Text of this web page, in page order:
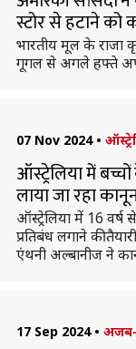
स्टोर से हटाने को
भारतीय मूल के राजा
गूगल से अगले हफ्ते
07 Nov 2024 •
ऑस्ट्रेलिया में
लाया जा रहा
ऑस्ट्रेलिया में 16
प्रतिबंध लगाने की
एंथनी अल्बानीज ने
17 Sep 2024 •